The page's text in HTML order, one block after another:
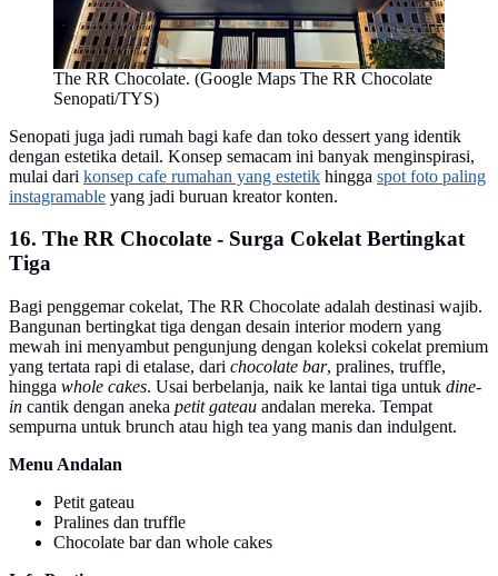
The RR Chocolate. (Google Maps The RR Chocolate
Senopati/TYS)
Senopati juga jadi rumah bagi kafe dan toko dessert yang identik
dengan estetika detail. Konsep semacam ini banyak menginspirasi,
mulai dari konsep cafe rumahan yang estetik hingga spot foto paling
instagramable yang jadi buruan kreator konten.
16. The RR Chocolate - Surga Cokelat Bertingkat
Tiga
Bagi penggemar cokelat, The RR Chocolate adalah destinasi wajib.
Bangunan bertingkat tiga dengan desain interior modern yang
mewah ini menyambut pengunjung dengan koleksi cokelat premium
yang tertata rapi di etalase, dari chocolate bar, pralines, truffle,
hingga whole cakes. Usai berbelanja, naik ke lantai tiga untuk dine-
in cantik dengan aneka petit gateau andalan mereka. Tempat
sempurna untuk brunch atau high tea yang manis dan indulgent.
Menu Andalan
Petit gateau
Pralines dan truffle
Chocolate bar dan whole cakes